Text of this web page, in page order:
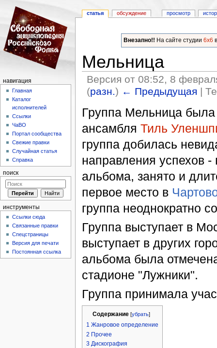
Внезапно!! На сайте студии 6x6
Мельница
Версия от 08:52, 8
(разн.) ← Предыдущая |
Группа Мельница была
ансамбля Тиль
группа добилась
направления успехов
альбома, занято и
первое место в
группа неоднократно
Группа выступает в
выступает в других
альбома была
стадионе "Лужники".
Группа принимала
Содержание [убрать]
1 Жанровое определение
2 Прочее
3 Дискография
статья обсуждение просмотр
навигация
Главная
Каталог
исполнителей
Ссылки
ЧаВО
Портал сообщества
Свежие правки
Случайная статья
Справка
поиск
инструменты
Ссылки сюда
Связанные правки
Спецстраницы
Версия для печати
Постоянная ссылка